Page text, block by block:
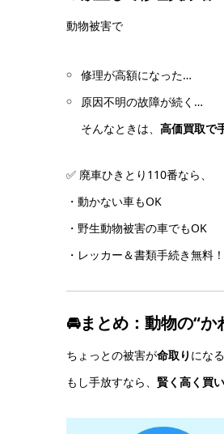
動物被害で
修理が高額になった…
原因不明の故障が続く…
そんなときは、高価買取で
✅ 廃車ひきとり110番なら、
・動かない車もOK
・野生動物被害の車でもOK
・レッカー＆書類手続き無料！
🚘まとめ：動物の“
ちょっとの被害が命取り にな
もし手放すなら、 賢く高く買